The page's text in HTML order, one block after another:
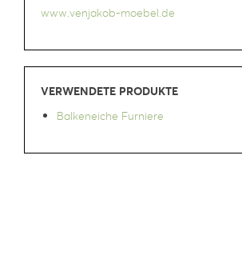
www.venjakob-moebel.de
VERWENDETE PRODUKTE
Balkeneiche Furniere